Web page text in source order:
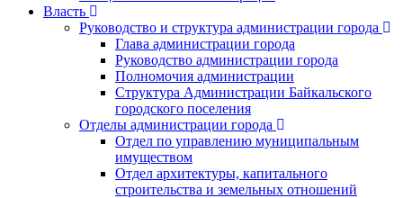
Власть
Руководство и структура администрации города
Глава администрации города
Руководство администрации города
Полномочия администрации
Структура Администрации Байкальского
городского поселения
Отделы администрации города
Отдел по управлению муниципальным
имуществом
Отдел архитектуры, капитального
строительства и земельных отношений